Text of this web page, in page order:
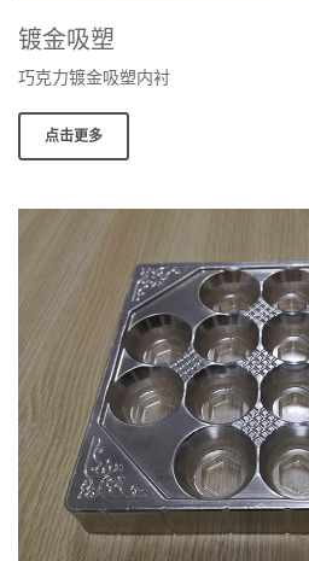
镀金吸塑
巧克力镀金吸塑内衬
点击更多